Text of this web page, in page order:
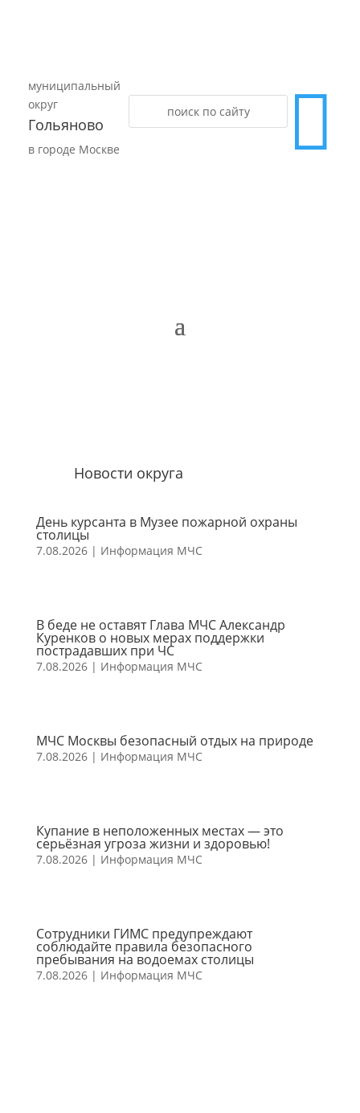
муниципальный
округ
Гольяново
в городе Москве 
Новости округа
День курсанта в Музее пожарной охраны
столицы
7.08.2026| Информация МЧС
В беде не оставят Глава МЧС Александр
Куренков о новых мерах поддержки
пострадавших при ЧС
7.08.2026| Информация МЧС
МЧС Москвы безопасный отдых на природе
7.08.2026| Информация МЧС
Купание в неположенных местах — это
серьёзная угроза жизни и здоровью!
7.08.2026| Информация МЧС
Сотрудники ГИМС предупреждают
соблюдайте правила безопасного
пребывания на водоемах столицы
7.08.2026| Информация МЧС